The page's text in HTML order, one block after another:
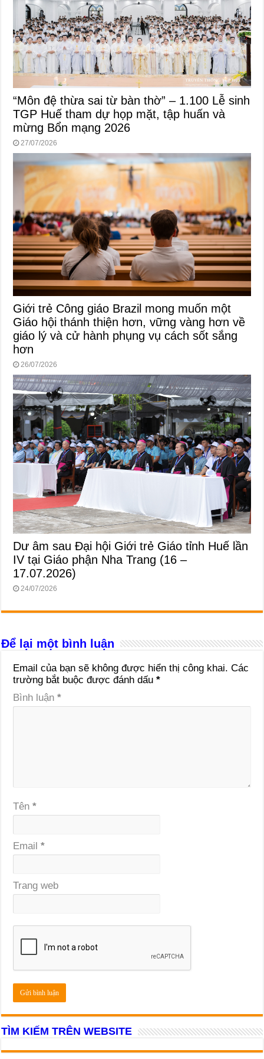
“Môn đệ thừa sai từ bàn thờ” – 1.100 Lễ sinh
TGP Huế tham dự họp mặt, tập huấn và
mừng Bổn mạng 2026
27/07/2026
Giới trẻ Công giáo Brazil mong muốn một
Giáo hội thánh thiện hơn, vững vàng hơn về
giáo lý và cử hành phụng vụ cách sốt sắng
hơn
26/07/2026
Dư âm sau Đại hội Giới trẻ Giáo tỉnh Huế lần
IV tại Giáo phận Nha Trang (16 –
17.07.2026)
24/07/2026
Để lại một bình luận
Email của bạn sẽ không được hiển thị công khai. Các
trường bắt buộc được đánh dấu*
Bình luận*
Tên*
Email*
Trang web
TÌM KIẾM TRÊN WEBSITE